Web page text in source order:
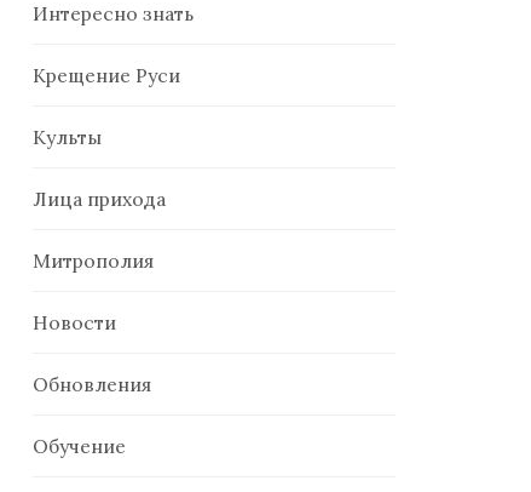
Интересно знать
Крещение Руси
Культы
Лица прихода
Митрополия
Новости
Обновления
Обучение